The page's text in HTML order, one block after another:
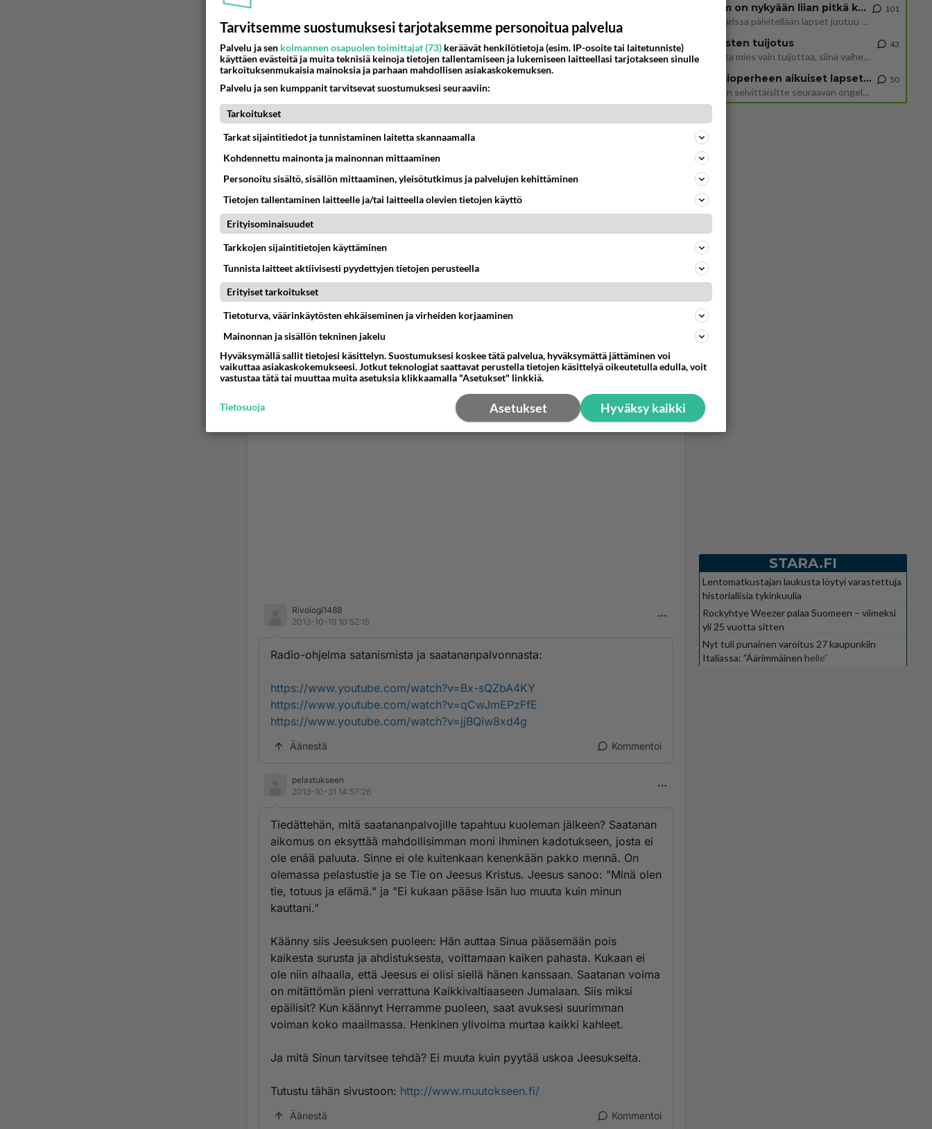
Äänestä Kommentoi
Anonyymi
Eli paholainen on vaatinut tuota sinulta, vai että olet päätynyt
henk.kohtaiseen mielipiteeseen?
Äänestä
Rivologi1488
2013-10-19 10:52:15
Radio-ohjelma satanismista ja saatananpalvonnasta:
https://www.youtube.com/watch?v=Bx-sQZbA4KY
https://www.youtube.com/watch?v=qCwJmEPzFfE
https://www.youtube.com/watch?v=jjBQiw8xd4g
Äänestä Kommentoi
pelastukseen
2013-10-31 14:57:26
Tiedättehän, mitä saatananpalvojille tapahtuu kuoleman jälkeen? Saatanan
aikomus on eksyttää mahdollisimman moni ihminen kadotukseen, josta ei
ole enää paluuta. Sinne ei ole kuitenkaan kenenkään pakko mennä. On
olemassa pelastustie ja se Tie on Jeesus Kristus. Jeesus sanoo: "Minä olen
tie, totuus ja elämä." ja "Ei kukaan pääse Isän luo muuta kuin minun
kauttani."
Käänny siis Jeesuksen puoleen: Hän auttaa Sinua pääsemään pois
kaikesta surusta ja ahdistuksesta, voittamaan kaiken pahasta. Kukaan ei
ole niin alhaalla, että Jeesus ei olisi siellä hänen kanssaan. Saatanan voima
on mitättömän pieni verrattuna Kaikkivaltiaaseen Jumalaan. Siis miksi
epäilisit? Kun käännyt Herramme puoleen, saat avuksesi suurimman
voiman koko maailmassa. Henkinen ylivoima murtaa kaikki kahleet.
Ja mitä Sinun tarvitsee tehdä? Ei muuta kuin pyytää uskoa Jeesukselta.
Tutustu tähän sivustoon: http://www.muutokseen.fi/
Äänestä Kommentoi
2 km on nykyään liian pitkä koulumatka
Hesarissa päivitellään lapset joutuu nyt kulkemaan 2 km kouluun jösses. Ruostefillarilla tuo matka menee vaikka miten äk
101
Miesten tuijotus
Mutta mies vain tuijottaa, siinä vaiheessa käännän itse pään pois. Mikä juttu? Yleensä jos joku tuijottaa tai katsoo, hä
43
Uusioperheen aikuiset lapset tyhjentää jääkaapin käydessään
Miten selvittäisitte seuraavan ongelman, meillä on uusioperhe, minulla teini-ikäiset lapset ja puolisolla aikuiset, jotk
50
STARA.FI
Lentomatkustajan laukusta löytyi varastettuja
historiallisia tykinkuulia
Rockyhtye Weezer palaa Suomeen – viimeksi
yli 25 vuotta sitten
Nyt tuli punainen varoitus 27 kaupunkiin
Italiassa: ”Äärimmäinen helle”
Tarvitsemme suostumuksesi tarjotaksemme personoitua palvelua
Palvelu ja sen kolmannen osapuolen toimittajat (73) keräävät henkilötietoja (esim. IP-osoite tai laitetunniste)
käyttäen evästeitä ja muita teknisiä keinoja tietojen tallentamiseen ja lukemiseen laitteellasi tarjotakseen sinulle
tarkoituksenmukaisia mainoksia ja parhaan mahdollisen asiakaskokemuksen.
Palvelu ja sen kumppanit tarvitsevat suostumuksesi seuraaviin:
Tarkoitukset
Tarkat sijaintitiedot ja tunnistaminen laitetta skannaamalla
Kohdennettu mainonta ja mainonnan mittaaminen
Personoitu sisältö, sisällön mittaaminen, yleisötutkimus ja palvelujen kehittäminen
Tietojen tallentaminen laitteelle ja/tai laitteella olevien tietojen käyttö
Erityisominaisuudet
Tarkkojen sijaintitietojen käyttäminen
Tunnista laitteet aktiivisesti pyydettyjen tietojen perusteella
Erityiset tarkoitukset
Tietoturva, väärinkäytösten ehkäiseminen ja virheiden korjaaminen
Mainonnan ja sisällön tekninen jakelu
Hyväksymällä sallit tietojesi käsittelyn. Suostumuksesi koskee tätä palvelua, hyväksymättä jättäminen voi
vaikuttaa asiakaskokemukseesi. Jotkut teknologiat saattavat perustella tietojen käsittelyä oikeutetulla edulla, voit
vastustaa tätä tai muuttaa muita asetuksia klikkaamalla "Asetukset" linkkiä.
Hyväksy kaikki
Asetukset
Tietosuoja